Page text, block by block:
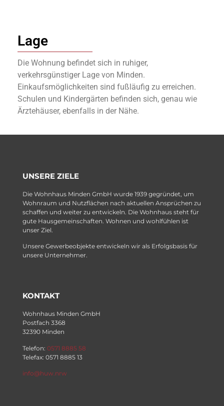
Lage
Die Wohnung befindet sich in ruhiger,
verkehrsgünstiger Lage von Minden.
Einkaufsmöglichkeiten sind fußläufig zu erreichen.
Schulen und Kindergärten befinden sich, genau wie
Ärztehäuser, ebenfalls in der Nähe.
UNSERE ZIELE
Die Wohnhaus Minden GmbH wurde 1939 gegründet, um
Wohnraum und Nutzflächen nach aktuellen Ansprüchen zu
schaffen und weiter zu entwickeln. Die Wohnhaus steht für
gute Hausgemeinschaften. Wohnen und wohlfühlen ist
unser Ziel.
Unsere Gewerbeobjekte entwickeln wir als Erfolgsbasis für
unsere Unternehmer.
KONTAKT
Wohnhaus Minden GmbH
Postfach 3368
32390 Minden
Telefon: 0571 8885 58
Telefax: 0571 8885 13
info@huw.nrw